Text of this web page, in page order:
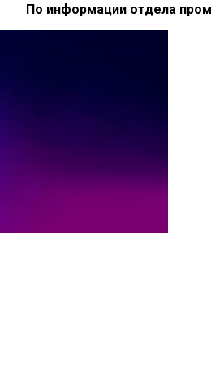
По информации отдела